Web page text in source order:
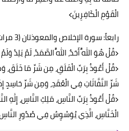
الْقَوْمِ الْكَافِرِينَ﴾
رابعاً: سورة الإخلاص والمعوذتان (3 مرات لكل منها)
﴿قُلْ هُوَ اللَّهُ أَحَدٌ، اللَّهُ الصَّمَدُ، لَمْ يَلِدْ
﴿قُلْ أَعُوذُ بِرَبِّ الْفَلَقِ، مِن شَرِّ مَا
شَرِّ النَّفَّاثَاتِ فِي الْعُقَدِ، وَمِن شَرِّ حَاسِدٍ
﴿قُلْ أَعُوذُ بِرَبِّ النَّاسِ، مَلِكِ النَّاسِ،
الْخَنَّاسِ، الَّذِي يُوَسْوِسُ فِي صُدُورِ